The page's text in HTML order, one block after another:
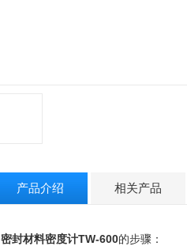
产品介绍 相关产品
密封材料密度计TW-600的步骤：